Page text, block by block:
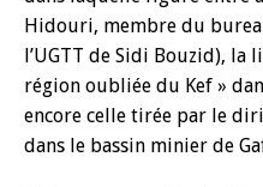
Hidouri, membre du
l’UGTT de Sidi Bouzid), la
région oubliée du Kef »
encore celle tirée par le
dans le bassin minier de